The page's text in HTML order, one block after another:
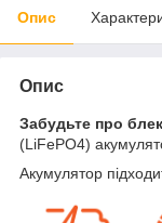
Опис
Опис
Забудьте про
(LiFePO4)
Акумулятор